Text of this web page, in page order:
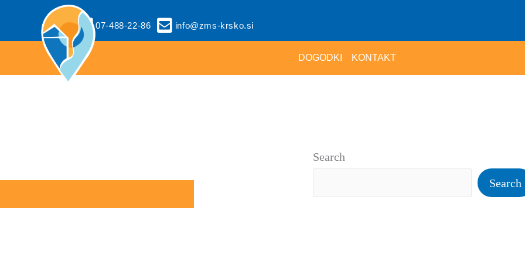
07-488-22-86 info@zms-krsko.si
DOGODKI KONTAKT
Search
Search